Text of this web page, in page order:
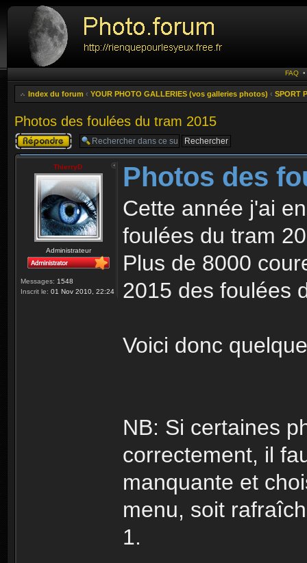
FAQ
Index du forum ‹ YOUR PHOTO GALLERIES (vos galleries photos) ‹ SPORT
Photos des foulées du tram 2015
Publier une
réponse
ThierryD
Administrateur
Messages: 1548
Inscrit le: 01 Nov 2010, 22:24
Photos des
Cette année j'ai
foulées du tram
Plus de 8000
2015 des foulées
Voici donc
NB: Si certaines
correctement, il
manquante et
menu, soit
1.